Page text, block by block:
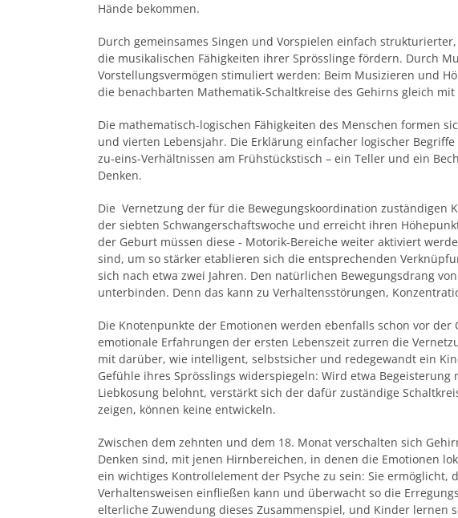
Hände bekommen.
Durch gemeinsames Singen und Vorspielen einfach
die musikalischen Fähigkeiten ihrer Sprösslinge fördern. Durch
Vorstellungsvermögen stimuliert werden: Beim Musizieren und
die benachbarten Mathematik-Schaltkreise des Gehirns gleich
Die mathematisch-logischen Fähigkeiten des Menschen formen
und vierten Lebensjahr. Die Erklärung einfacher logischer Begriffe
zu-eins-Verhältnissen am Frühstückstisch – ein Teller und ein
Denken.
Die Vernetzung der für die Bewegungskoordination zuständigen
der siebten Schwangerschaftswoche und erreicht ihren
der Geburt müssen diese ‑ Motorik-Bereiche weiter aktiviert
sind, um so stärker etablieren sich die entsprechenden
sich nach etwa zwei Jahren. Den natürlichen Bewegungsdrang
unterbinden. Denn das kann zu Verhaltensstörungen,
Die Knotenpunkte der Emotionen werden ebenfalls schon vor der
emotionale Erfahrungen der ersten Lebenszeit zurren die
mit darüber, wie intelligent, selbstsicher und redegewandt ein
Gefühle ihres Sprösslings widerspiegeln: Wird etwa
Liebkosung belohnt, verstärkt sich der dafür zuständige
zeigen, können keine entwickeln.
Zwischen dem zehnten und dem 18. Monat verschalten sich
Denken sind, mit jenen Hirnbereichen, in denen die Emotionen
ein wichtiges Kontrollelement der Psyche zu sein: Sie ermöglicht,
Verhaltensweisen einfließen kann und überwacht so die
elterliche Zuwendung dieses Zusammenspiel, und Kinder lernen